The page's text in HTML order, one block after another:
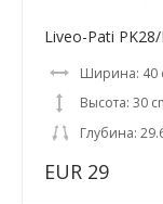
Liveo-Pati
Ширина: 40
Высота: 30
Глубина:
EUR 29